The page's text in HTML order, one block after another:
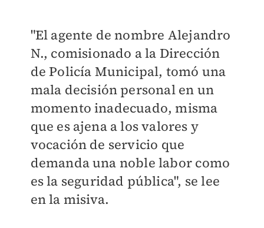
"El agente de nombre Alejandro
N., comisionado a la Dirección
de Policía Municipal, tomó una
mala decisión personal en un
momento inadecuado, misma
que es ajena a los valores y
vocación de servicio que
demanda una noble labor como
es la seguridad pública", se lee
en la misiva.